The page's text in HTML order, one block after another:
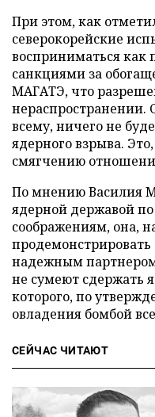
При этом, как
северокорейские
восприниматься как
санкциями за
МАГАТЭ, что
нераспространении.
всему, ничего не
ядерного взрыва.
смягчению
По мнению Василия
ядерной державой
соображениям, она,
надежным
не сумеют сдержать
которого, по
овладения бомбой
СЕЙЧАС ЧИТАЮТ